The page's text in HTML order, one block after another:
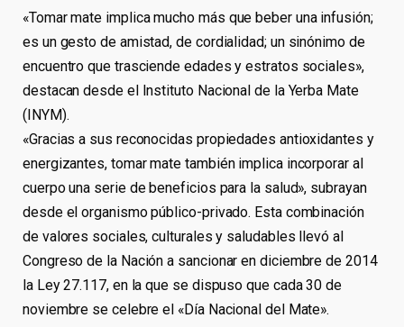
«Tomar mate implica mucho más que beber una infusión;
es un gesto de amistad, de cordialidad; un sinónimo de
encuentro que trasciende edades y estratos sociales»,
destacan desde el Instituto Nacional de la Yerba Mate
(INYM).
«Gracias a sus reconocidas propiedades antioxidantes y
energizantes, tomar mate también implica incorporar al
cuerpo una serie de beneficios para la salud», subrayan
desde el organismo público-privado. Esta combinación
de valores sociales, culturales y saludables llevó al
Congreso de la Nación a sancionar en diciembre de 2014
la Ley 27.117, en la que se dispuso que cada 30 de
noviembre se celebre el «Día Nacional del Mate».